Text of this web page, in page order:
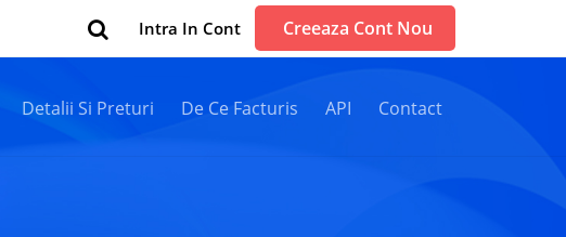
Intra In Cont Creeaza Cont Nou
Detalii Si Preturi De Ce Facturis API Contact